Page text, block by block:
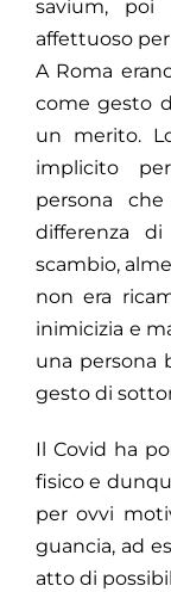
savium,
affettuoso
A Roma
come gesto
un merito.
implicito
persona
differenza
scambio,
non era
inimicizia e
una persona
gesto di
Il Covid ha
fisico e
per ovvi
guancia, ad
atto di